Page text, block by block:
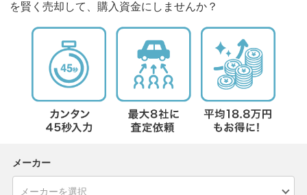
を賢く売却して、購入資金にしませんか？
メーカー